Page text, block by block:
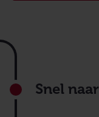
Footer
Snel naar